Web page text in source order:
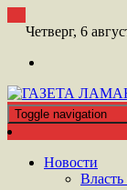
Четверг, 6
ШАТОЙСКАЯ
Toggle navigation
Новости